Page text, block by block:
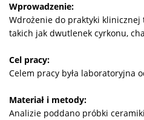
Wprowadzenie:
Wdrożenie do praktyki klinicznej
takich jak dwutlenek cyrkonu,
Cel pracy:
Celem pracy była laboratoryjna
Materiał i metody:
Analizie poddano próbki